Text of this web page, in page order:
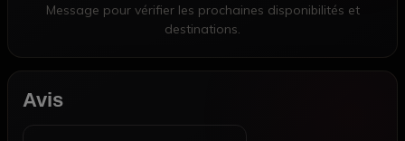
Message pour vérifier les prochaines disponibilités et
destinations.
Avis